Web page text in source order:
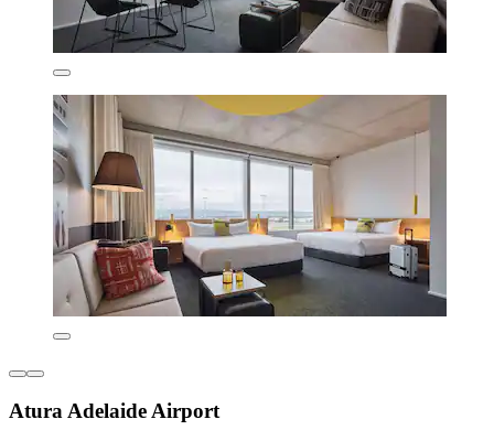
Atura Adelaide Airport